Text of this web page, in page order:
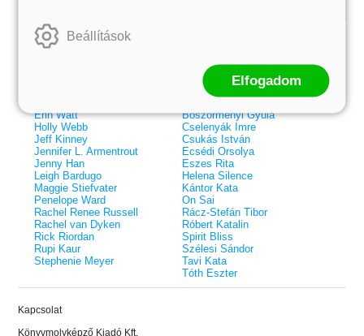
olvasható!
Kiemelt szerzőink
Erin Watt
Holly Webb
Jeff Kinney
Jennifer L. Armentrout
Jenny Han
Leigh Bardugo
Maggie Stiefvater
Penelope Ward
Rachel Renee Russell
Rachel van Dyken
Rick Riordan
Rupi Kaur
Stephenie Meyer
Ashley Carrigan
Benina
Bessenyei Gábor
Böszörményi Gyula
Cselenyák Imre
Csukás István
Ecsédi Orsolya
Eszes Rita
Helena Silence
Kántor Kata
On Sai
Rácz-Stefán Tibor
Róbert Katalin
Spirit Bliss
Szélesi Sándor
Tavi Kata
Tóth Eszter
Kapcsolat
Könyvmolyképző Kiadó Kft.
Beállítások
Elfogadom